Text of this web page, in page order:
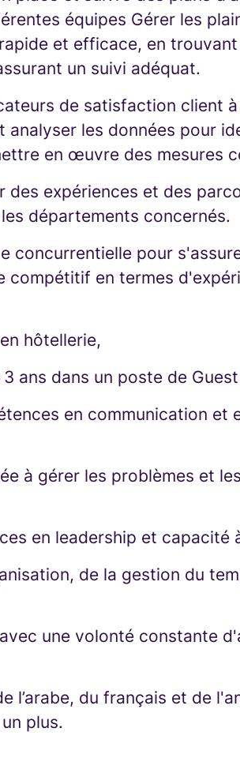
équipes Gérer les
et efficace, en
un suivi adéquat.
de satisfaction client à
analyser les données pour
en œuvre des mesures
des expériences et des
départements concernés.
concurrentielle pour
compétitif en termes
hôtellerie,
ans dans un poste de
en communication et
à gérer les problèmes et
en leadership et capacité
de la gestion du
une volonté constante
l’arabe, du français et de
plus.